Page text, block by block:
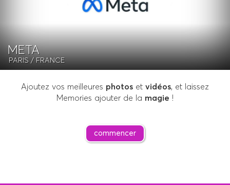
META
PARIS/ FRANCE
Ajoutez vos meilleures photos et vidéos, et laissez
Memories ajouter de la magie !
commencer